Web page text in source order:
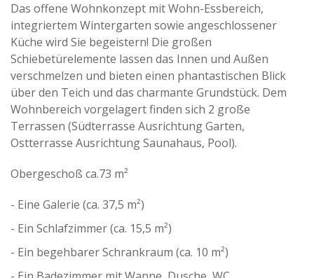
Das offene Wohnkonzept mit Wohn-Essbereich,
integriertem Wintergarten sowie angeschlossener
Küche wird Sie begeistern! Die großen
Schiebetürelemente lassen das Innen und Außen
verschmelzen und bieten einen phantastischen Blick
über den Teich und das charmante Grundstück. Dem
Wohnbereich vorgelagert finden sich 2 große
Terrassen (Südterrasse Ausrichtung Garten,
Ostterrasse Ausrichtung Saunahaus, Pool).
Obergeschoß ca.73 m²
- Eine Galerie (ca. 37,5 m²)
- Ein Schlafzimmer (ca. 15,5 m²)
- Ein begehbarer Schrankraum (ca. 10 m²)